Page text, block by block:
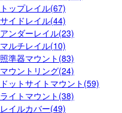
トップレイル(67)
サイドレイル(44)
アンダーレイル(23)
マルチレイル(10)
照準器マウント(83)
マウントリング(24)
ドットサイトマウント(59)
ライトマウント(38)
レイルカバー(49)